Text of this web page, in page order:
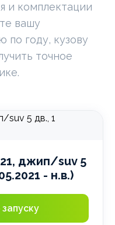
и комплектации
вашу
году, кузову
точное
джип/suv 5
- н.в.)